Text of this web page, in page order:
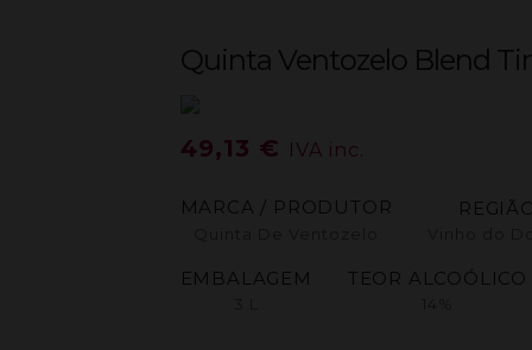
Quinta Ventozelo Blend
49,13 € IVA inc.
MARCA / PRODUTOR
EMBALAGEM TEOR ALCOÓLICO